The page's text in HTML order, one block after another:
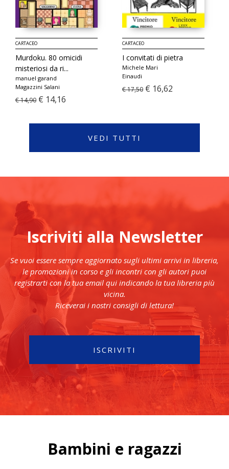
CARTACEO
Murdoku. 80 omicidi
misteriosi da ri...
manuel garand
Magazzini Salani
€ 14,90 € 14,16
CARTACEO
I convitati di pietra
Michele Mari
Einaudi
€ 17,50 € 16,62
VEDI TUTTI
Iscriviti alla Newsletter
Se vuoi essere sempre aggiornato sugli ultimi arrivi in libreria,
le promozioni in corso e gli incontri con gli autori puoi
registrarti con la tua email qui indicando la tua libreria più
vicina.
Riceverai i nostri consigli di lettura!
ISCRIVITI
Bambini e ragazzi